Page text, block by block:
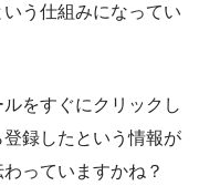
う仕組みになってい
をすぐにクリックし
録したという情報が
っていますかね？